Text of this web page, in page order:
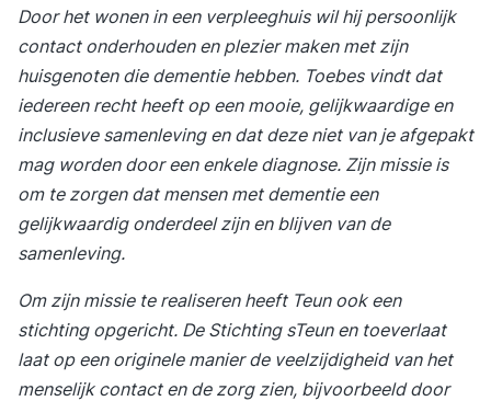
Door het wonen in een verpleeghuis wil hij persoonlijk
contact onderhouden en plezier maken met zijn
huisgenoten die dementie hebben. Toebes vindt dat
iedereen recht heeft op een mooie, gelijkwaardige en
inclusieve samenleving en dat deze niet van je afgepakt
mag worden door een enkele diagnose. Zijn missie is
om te zorgen dat mensen met dementie een
gelijkwaardig onderdeel zijn en blijven van de
samenleving.
Om zijn missie te realiseren heeft Teun ook een
stichting opgericht. De Stichting sTeun en toeverlaat
laat op een originele manier de veelzijdigheid van het
menselijk contact en de zorg zien, bijvoorbeeld door